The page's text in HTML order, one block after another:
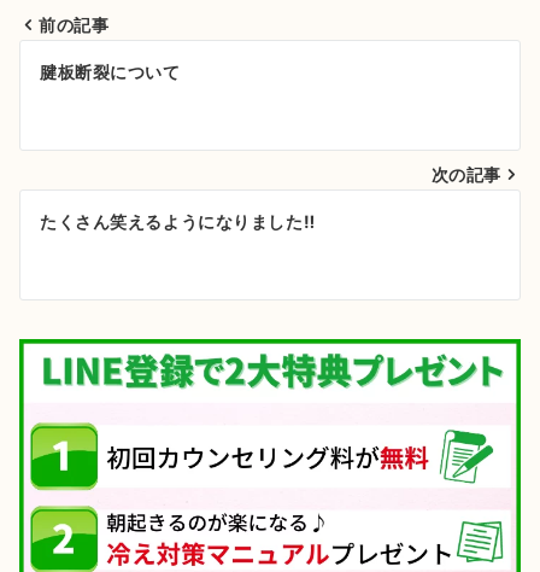
投
ビ
ゲ
シ
ョ
ン
前の記事
腱板断裂について
次の記事
たくさん笑えるようになりました‼